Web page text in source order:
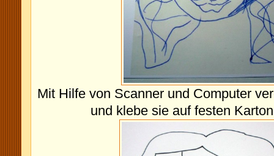
Mit Hilfe von Scanner und Computer
und klebe sie auf festen